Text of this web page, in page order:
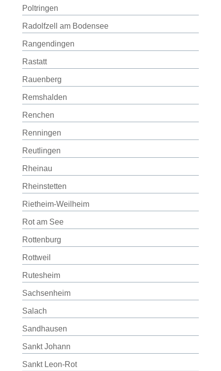
Poltringen
Radolfzell am Bodensee
Rangendingen
Rastatt
Rauenberg
Remshalden
Renchen
Renningen
Reutlingen
Rheinau
Rheinstetten
Rietheim-Weilheim
Rot am See
Rottenburg
Rottweil
Rutesheim
Sachsenheim
Salach
Sandhausen
Sankt Johann
Sankt Leon-Rot